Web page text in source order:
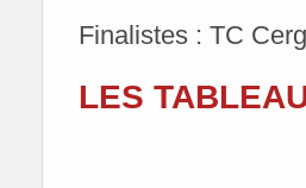
Finalistes : TC
LES